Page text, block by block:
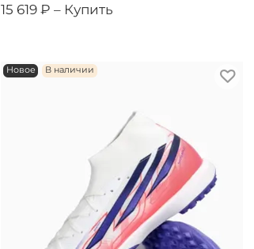
15 619 ₽ – Купить
Новое В наличии